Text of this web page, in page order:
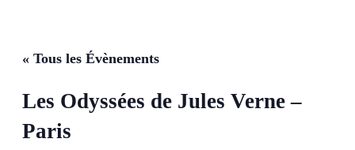
« Tous les Évènements
Les Odyssées de Jules Verne –
Paris